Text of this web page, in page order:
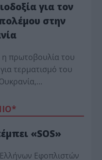
για τον
στην
πρωτοβουλία του
τερματισμό του
«SOS»
Εφοπλιστών